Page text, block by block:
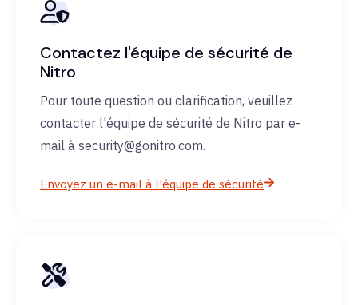
Contactez l'équipe de sécurité de
Nitro
Pour toute question ou clarification, veuillez
contacter l'équipe de sécurité de Nitro par e-
mail à security@gonitro.com.
Envoyez un e-mail à l'équipe de sécurité